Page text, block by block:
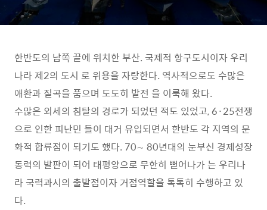
한반도의 남쪽 끝에 위치한 부산. 국제적 항구도시이자 우리
나라 제2의 도시 로 위용을 자랑한다. 역사적으로도 수많은
애환과 질곡을 품으며 도도히 발전 을 이룩해 왔다.
수많은 외세의 침탈의 경로가 되었던 적도 있었고, 6·25전쟁
으로 인한 피난민 들이 대거 유입되면서 한반도 각 지역의 문
화적 합류점이 되기도 했다. 70∼ 80년대의 눈부신 경제성장
동력의 발판이 되어 태평양으로 무한히 뻗어나가 는 우리나
라 국력과시의 출발점이자 거점역할을 톡톡히 수행하고 있
다.